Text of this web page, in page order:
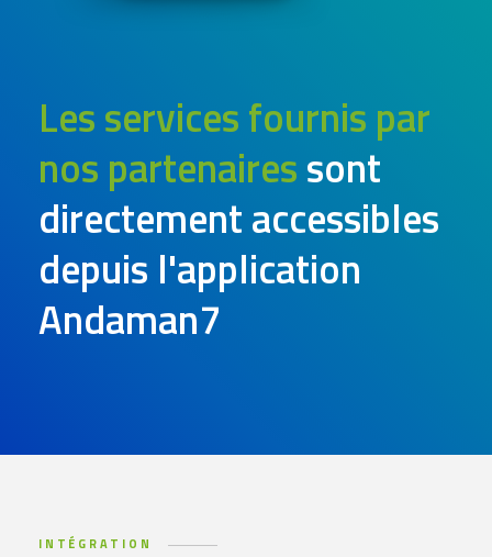
Les services fournis par
nos partenairessont
directement accessibles
depuis l'application
Andaman7
INTÉGRATION